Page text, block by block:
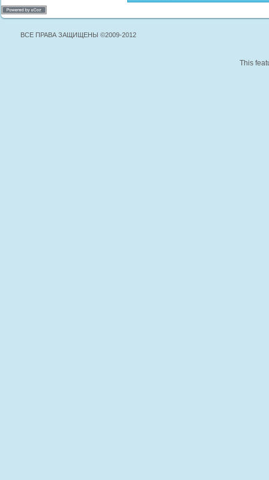
ВСЕ ПРАВА ЗАЩИЩЕНЫ ©2009-2012
This